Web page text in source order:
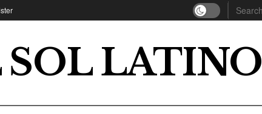
SOL LATINO